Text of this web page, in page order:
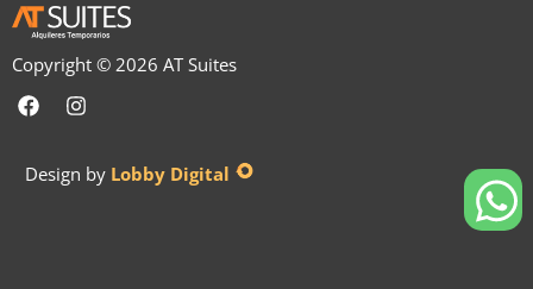
Copyright © 2026 AT Suites
Design by Lobby Digital